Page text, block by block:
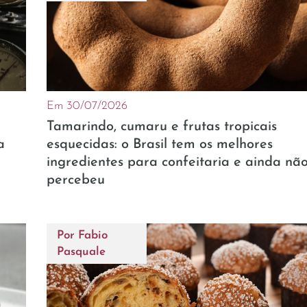
Em 30/07/2026
Tamarindo, cumaru e frutas tropicais
esquecidas: o Brasil tem os melhores
ingredientes para confeitaria e ainda
percebeu
Por Fabio
Pasquale